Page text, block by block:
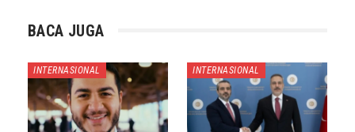
BACA JUGA
INTERNASIONAL INTERNASIONAL